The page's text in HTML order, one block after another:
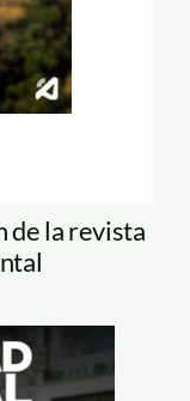
de la revista